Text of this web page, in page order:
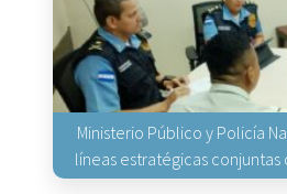
Ministerio Público y Policía
líneas estratégicas